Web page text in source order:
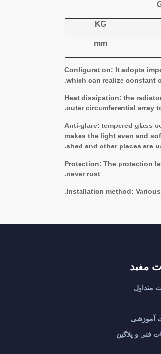
KG
mm
Configuration: It adopts
which can realize constant
Heat dissipation: the
outer circumferential array
Anti-glare: tempered glass
makes the light even and
shed and other places are
Protection: The protection
never rust.
Installation method:
مفید
متداول
آموزشی
فنی و پلاگین